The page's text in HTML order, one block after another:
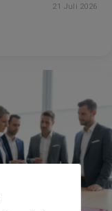
21 Juli 2026